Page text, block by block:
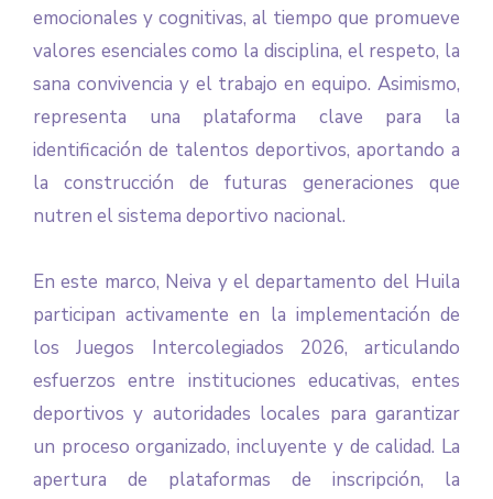
emocionales y cognitivas, al tiempo que promueve
valores esenciales como la disciplina, el respeto, la
sana convivencia y el trabajo en equipo. Asimismo,
representa una plataforma clave para la
identificación de talentos deportivos, aportando a
la construcción de futuras generaciones que
nutren el sistema deportivo nacional.
En este marco, Neiva y el departamento del Huila
participan activamente en la implementación de
los Juegos Intercolegiados 2026, articulando
esfuerzos entre instituciones educativas, entes
deportivos y autoridades locales para garantizar
un proceso organizado, incluyente y de calidad. La
apertura de plataformas de inscripción, la